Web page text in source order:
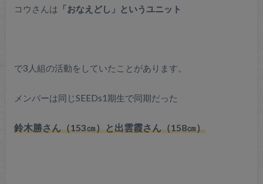
コウさんは 「おなえどし」というユニット
で3人組の活動をしていたことがあります。
メンバーは同じSEEDs1期生で同期だった
鈴木勝さん（153㎝）と出雲霞さん（158㎝）